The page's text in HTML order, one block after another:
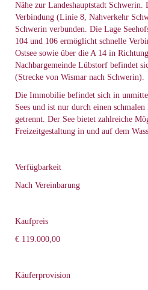
Nähe zur Landeshauptstadt Schwerin.
Verbindung (Linie 8, Nahverkehr
Schwerin verbunden. Die Lage
104 und 106 ermöglicht schnelle
Ostsee sowie über die A 14 in
Nachbargemeinde Lübstorf befindet
(Strecke von Wismar nach Schwerin).
Die Immobilie befindet sich in
Sees und ist nur durch einen
getrennt. Der See bietet zahlreiche
Freizeitgestaltung in und auf dem
Verfügbarkeit
Nach Vereinbarung
Kaufpreis
€ 119.000,00
Käuferprovision